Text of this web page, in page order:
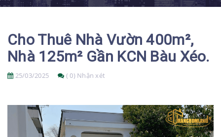
Cho Thuê Nhà Vườn 400m²,
Nhà 125m² Gần KCN Bàu Xéo.
25/03/2025 ( 0) Nhận xét